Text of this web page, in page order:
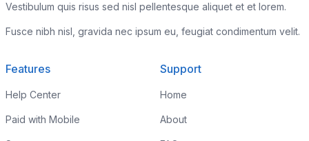
Vestibulum quis risus sed nisl pellentesque aliquet et et lorem.
Fusce nibh nisl, gravida nec ipsum eu, feugiat condimentum velit.
Features
Help Center
Paid with Mobile
Support
Home
About